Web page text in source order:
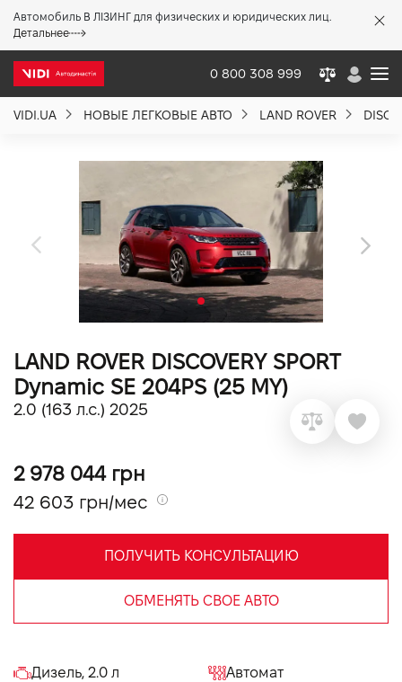
Автомобиль В ЛІЗИНГ для физических и юридических лиц.
Детальнее
0 800 308 999
VIDI.UA НОВЫЕ ЛЕГКОВЫЕ АВТО LAND ROVER
LAND ROVER DISCOVERY SPORT
Dynamic SE 204PS (25 MY)
2.0 (163 л.с.) 2025
2 978 044 грн
42 603 грн/мес
ПОЛУЧИТЬ КОНСУЛЬТАЦИЮ
ОБМЕНЯТЬ СВОЕ АВТО
Дизель, 2.0 л Автомат
Новости
Политика качества
Вакансии
VIDI Карьера
Контакты
Підпишись на наш канал та слідкуй за
акціями, послугами та новинками